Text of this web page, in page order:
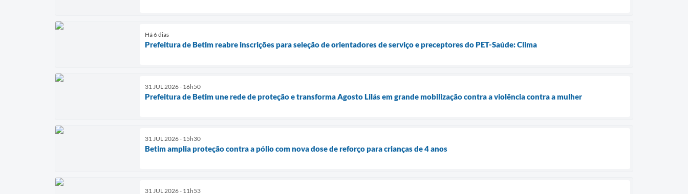
Há 6 dias
Prefeitura de Betim reabre inscrições para seleção de orientadores de serviço e preceptores do PET-Saúde: Clima
31 JUL 2026 - 16h50
Prefeitura de Betim une rede de proteção e transforma Agosto Lilás em grande mobilização contra a violência contra a mulher
31 JUL 2026 - 15h30
Betim amplia proteção contra a pólio com nova dose de reforço para crianças de 4 anos
31 JUL 2026 - 11h53